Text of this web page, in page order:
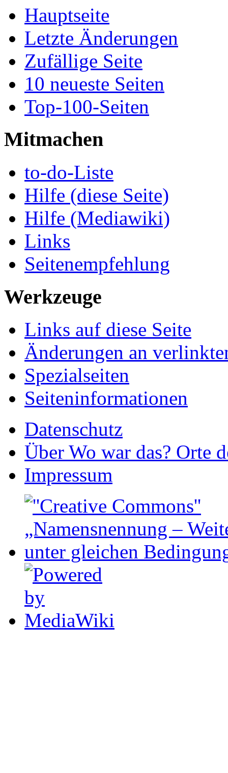
Hauptseite
Letzte Änderungen
Zufällige Seite
10 neueste Seiten
Top-100-Seiten
Mitmachen
to-do-Liste
Hilfe (diese Seite)
Hilfe (Mediawiki)
Links
Seitenempfehlung
Werkzeuge
Links auf diese Seite
Änderungen an
Spezialseiten
Seiteninformationen
Datenschutz
Über Wo war das? Orte
Impressum